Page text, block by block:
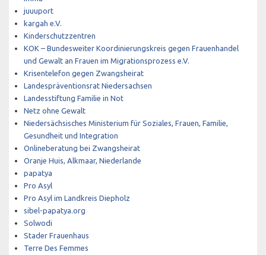
juuuport
kargah e.V.
Kinderschutzzentren
KOK – Bundesweiter Koordinierungskreis gegen Frauenhandel
und Gewalt an Frauen im Migrationsprozess e.V.
Krisentelefon gegen Zwangsheirat
Landespräventionsrat Niedersachsen
Landesstiftung Familie in Not
Netz ohne Gewalt
Niedersächsisches Ministerium für Soziales, Frauen, Familie,
Gesundheit und Integration
Onlineberatung bei Zwangsheirat
Oranje Huis, Alkmaar, Niederlande
papatya
Pro Asyl
Pro Asyl im Landkreis Diepholz
sibel-papatya.org
Solwodi
Stader Frauenhaus
Terre Des Femmes